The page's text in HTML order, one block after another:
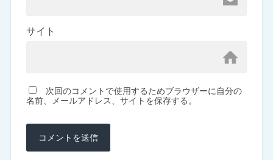
サイト
次回のコメントで使用するためブラウザーに自分の
名前、メールアドレス、サイトを保存する。